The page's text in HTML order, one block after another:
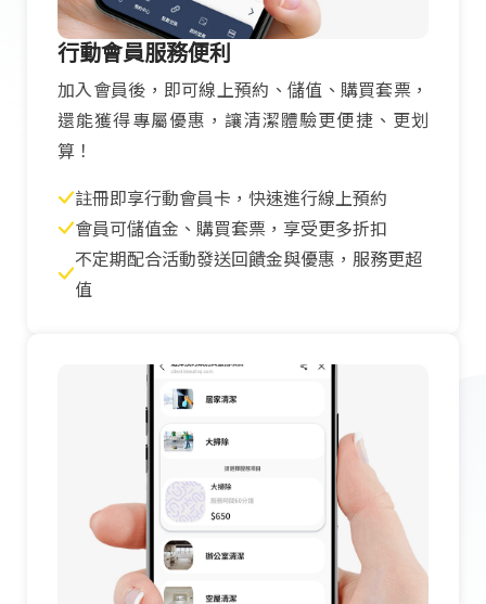
行動會員服務便利
加入會員後，即可線上預約、儲值、購買套票，
還能獲得專屬優惠，讓清潔體驗更便捷、更划
算！
註冊即享行動會員卡，快速進行線上預約
會員可儲值金、購買套票，享受更多折扣
不定期配合活動發送回饋金與優惠，服務更超
值